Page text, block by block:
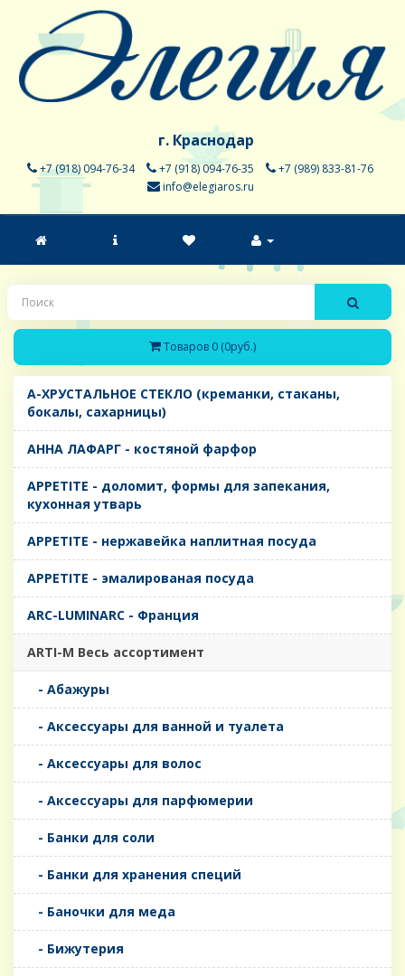
г. Краснодар
+7 (918) 094-76-34 +7 (918) 094-76-35
+7 (989) 833-81-76
info@elegiaros.ru
Товаров 0 (0руб.)
A-ХРУСТАЛЬНОЕ СТЕКЛО (креманки, стаканы,
бокалы, сахарницы)
AHHA ЛАФАРГ - костяной фарфор
APPETITE - доломит, формы для запекания,
кухонная утварь
APPETITE - нержавейка наплитная посуда
APPETITE - эмалированая посуда
ARC-LUMINARC - Франция
ARTI-M Весь ассортимент
- Абажуры
- Аксессуары для ванной и туалета
- Аксессуары для волос
- Аксессуары для парфюмерии
- Банки для соли
- Банки для хранения специй
- Баночки для меда
- Бижутерия